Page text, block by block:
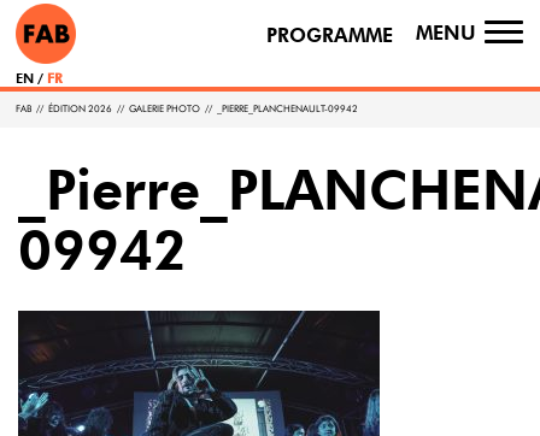
PROGRAMME MENU
EN FR
FAB // ÉDITION 2026 // GALERIE PHOTO // _PIERRE_PLANCHENAULT-09942
09942